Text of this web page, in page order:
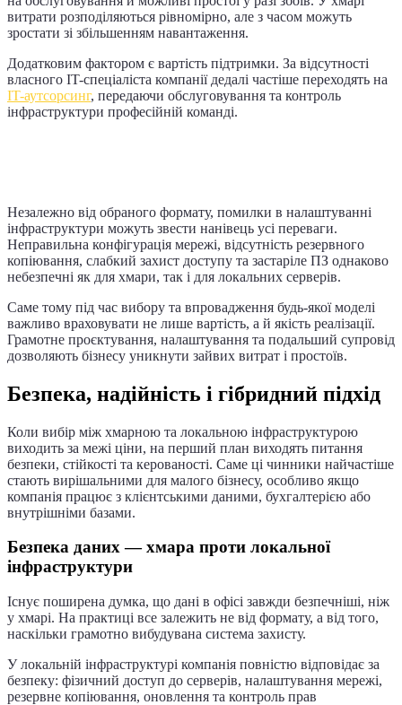
витрати розподіляються рівномірно, але з часом можуть
зростати зі збільшенням навантаження.
Додатковим фактором є вартість підтримки. За відсутності
власного IT-спеціаліста компанії дедалі частіше переходять на
IT-аутсорсинг, передаючи обслуговування та контроль
інфраструктури професійній команді.
Незалежно від обраного формату, помилки в налаштуванні
інфраструктури можуть звести нанівець усі переваги.
Неправильна конфігурація мережі, відсутність резервного
копіювання, слабкий захист доступу та застаріле ПЗ однаково
небезпечні як для хмари, так і для локальних серверів.
Саме тому під час вибору та впровадження будь-якої моделі
важливо враховувати не лише вартість, а й якість реалізації.
Грамотне проєктування, налаштування та подальший супровід
дозволяють бізнесу уникнути зайвих витрат і простоїв.
Безпека, надійність і гібридний підхід
Коли вибір між хмарною та локальною інфраструктурою
виходить за межі ціни, на перший план виходять питання
безпеки, стійкості та керованості. Саме ці чинники найчастіше
стають вирішальними для малого бізнесу, особливо якщо
компанія працює з клієнтськими даними, бухгалтерією або
внутрішніми базами.
Безпека даних — хмара проти локальної
інфраструктури
Існує поширена думка, що дані в офісі завжди безпечніші, ніж
у хмарі. На практиці все залежить не від формату, а від того,
наскільки грамотно вибудувана система захисту.
У локальній інфраструктурі компанія повністю відповідає за
безпеку: фізичний доступ до серверів, налаштування мережі,
резервне копіювання, оновлення та контроль прав